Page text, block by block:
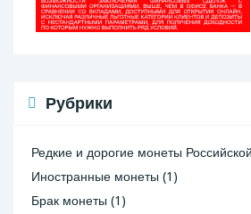
Рубрики
Редкие и дорогие монеты
Иностранные монеты (1)
Брак монеты (1)